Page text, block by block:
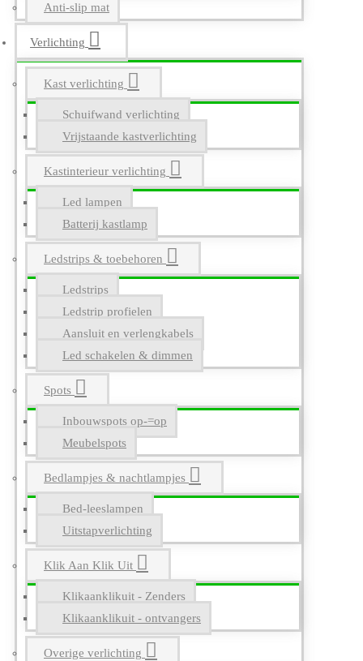
Anti-slip mat
Verlichting
Kast verlichting
Schuifwand verlichting
Vrijstaande kastverlichting
Kastinterieur verlichting
Led lampen
Batterij kastlamp
Ledstrips & toebehoren
Ledstrips
Ledstrip profielen
Aansluit en verlengkabels
Led schakelen & dimmen
Spots
Inbouwspots op-=op
Meubelspots
Bedlampjes & nachtlampjes
Bed-leeslampen
Uitstapverlichting
Klik Aan Klik Uit
Klikaanklikuit - Zenders
Klikaanklikuit - ontvangers
Overige verlichting